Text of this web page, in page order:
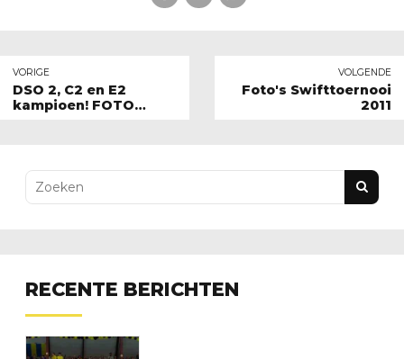
VORIGE
DSO 2, C2 en E2
kampioen! FOTO
VOLGENDE
Foto's Swifttoernooi
2011
RECENTE BERICHTEN